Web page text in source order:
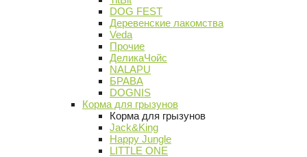
DOG FEST
Деревенские лакомства
Veda
Прочие
ДеликаЧойс
NALAPU
БРАВА
DOGNIS
Корма для грызунов
Корма для грызунов
Jack&King
Happy Jungle
LITTLE ONE